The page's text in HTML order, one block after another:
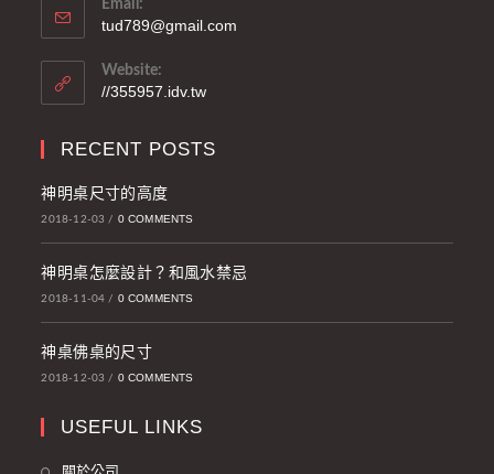
Email:
tud789@gmail.com
Website:
//355957.idv.tw
RECENT POSTS
神明桌尺寸的高度
2018-12-03 / 0 COMMENTS
神明桌怎麼設計？和風水禁忌
2018-11-04 / 0 COMMENTS
神桌佛桌的尺寸
2018-12-03 / 0 COMMENTS
USEFUL LINKS